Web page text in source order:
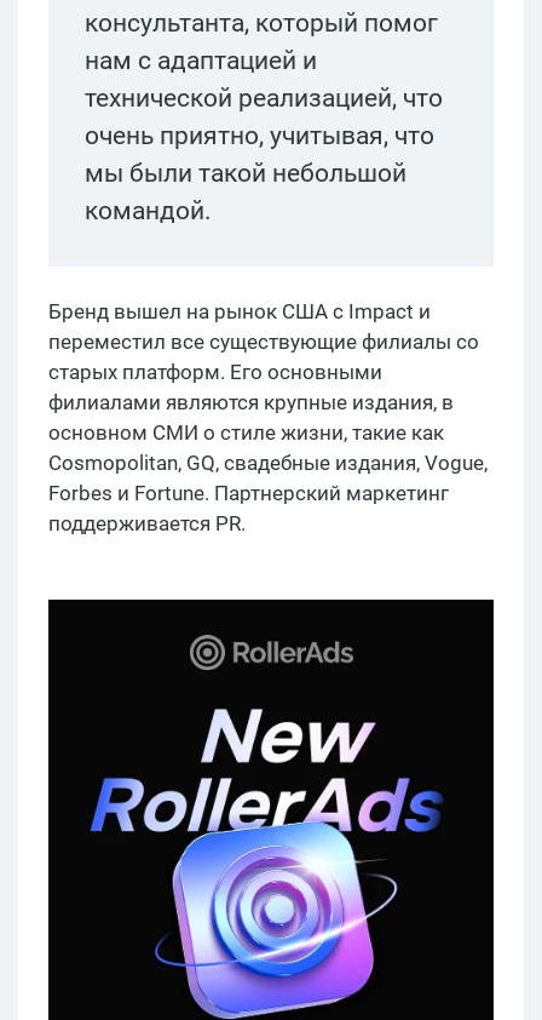
консультанта, который помог
нам с адаптацией и
технической реализацией, что
очень приятно, учитывая, что
мы были такой небольшой
командой.
Бренд вышел на рынок США с Impact и
переместил все существующие филиалы со
старых платформ. Его основными
филиалами являются крупные издания, в
основном СМИ о стиле жизни, такие как
Cosmopolitan, GQ, свадебные издания, Vogue,
Forbes и Fortune. Партнерский маркетинг
поддерживается PR.